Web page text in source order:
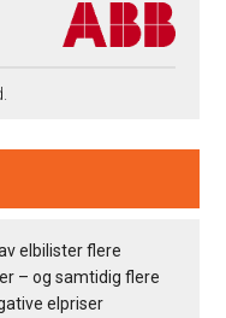
elbilister flere
– og samtidig flere
elpriser